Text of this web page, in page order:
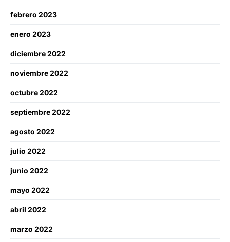
febrero 2023
enero 2023
diciembre 2022
noviembre 2022
octubre 2022
septiembre 2022
agosto 2022
julio 2022
junio 2022
mayo 2022
abril 2022
marzo 2022